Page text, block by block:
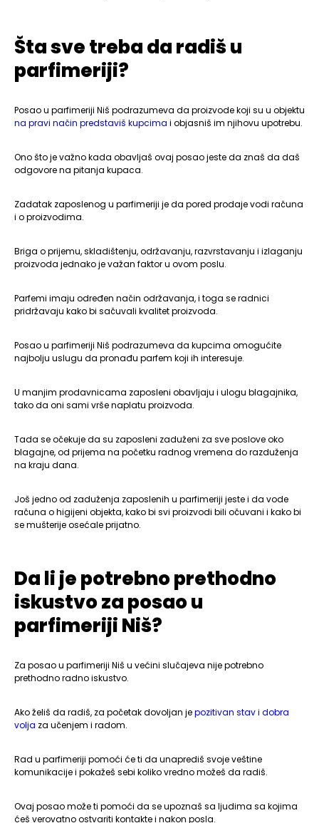
Šta sve treba da radiš u
parfimeriji?
Posao u parfimeriji Niš podrazumeva da proizvode koji su u objektu
na pravi način predstaviš kupcima i objasniš im njihovu upotrebu.
Ono što je važno kada obavljaš ovaj posao jeste da znaš da daš
odgovore na pitanja kupaca.
Zadatak zaposlenog u parfimeriji je da pored prodaje vodi računa
i o proizvodima.
Briga o prijemu, skladištenju, održavanju, razvrstavanju i izlaganju
proizvoda jednako je važan faktor u ovom poslu.
Parfemi imaju određen način održavanja, i toga se radnici
pridržavaju kako bi sačuvali kvalitet proizvoda.
Posao u parfimeriji Niš podrazumeva da kupcima omogućite
najbolju uslugu da pronađu parfem koji ih interesuje.
U manjim prodavnicama zaposleni obavljaju i ulogu blagajnika,
tako da oni sami vrše naplatu proizvoda.
Tada se očekuje da su zaposleni zaduženi za sve poslove oko
blagajne, od prijema na početku radnog vremena do razduženja
na kraju dana.
Još jedno od zaduženja zaposlenih u parfimeriji jeste i da vode
računa o higijeni objekta, kako bi svi proizvodi bili očuvani i kako bi
se mušterije osećale prijatno.
Da li je potrebno prethodno
iskustvo za posao u
parfimeriji Niš?
Za posao u parfimeriji Niš u većini slučajeva nije potrebno
prethodno radno iskustvo.
Ako želiš da radiš, za početak dovoljan jepozitivan stav i dobra
volja za učenjem i radom.
Rad u parfimeriji pomoći će ti da unaprediš svoje veštine
komunikacije i pokažeš sebi koliko vredno možeš da radiš.
Ovaj posao može ti pomoći da se upoznaš sa ljudima sa kojima
ćeš verovatno ostvariti kontakte i nakon posla.